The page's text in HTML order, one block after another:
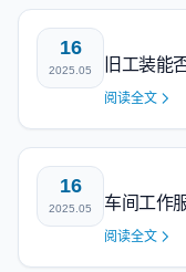
16
2025.05 旧工装能
阅读全文
16
2025.05 车间工作
阅读全文